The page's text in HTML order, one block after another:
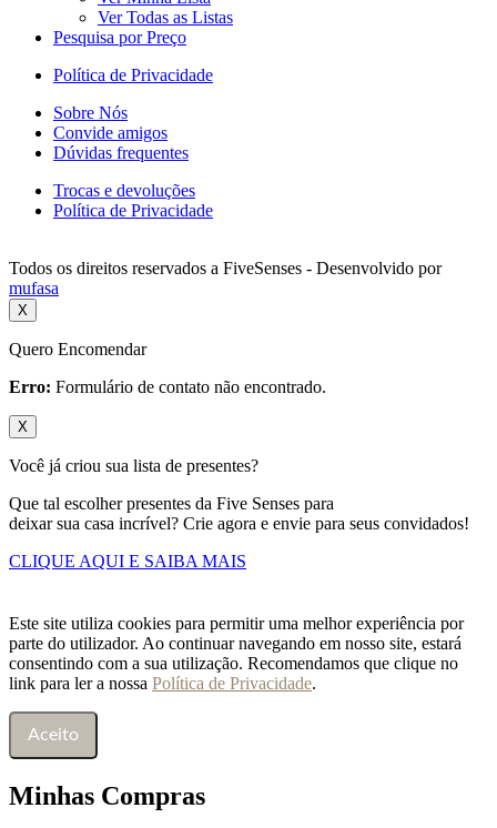
Ver Todas as Listas
Pesquisa por Preço
Política de Privacidade
Sobre Nós
Convide amigos
Dúvidas frequentes
Trocas e devoluções
Política de Privacidade
Todos os direitos reservados a FiveSenses - Desenvolvido por
mufasa
X
Quero Encomendar
Erro: Formulário de contato não encontrado.
X
Você já criou sua lista de presentes?
Que tal escolher presentes da Five Senses para
deixar sua casa incrível? Crie agora e envie para seus convidados!
CLIQUE AQUI E SAIBA MAIS
Este site utiliza cookies para permitir uma melhor experiência por
parte do utilizador. Ao continuar navegando em nosso site, estará
consentindo com a sua utilização. Recomendamos que clique no
link para ler a nossa Política de Privacidade.
Aceito
Minhas Compras